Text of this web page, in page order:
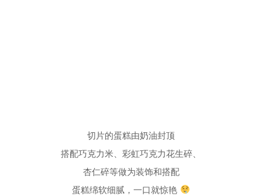
切片的蛋糕由奶油封顶
搭配巧克力米、彩虹巧克力花生碎、
杏仁碎等做为装饰和搭配
蛋糕绵软细腻，一口就惊艳